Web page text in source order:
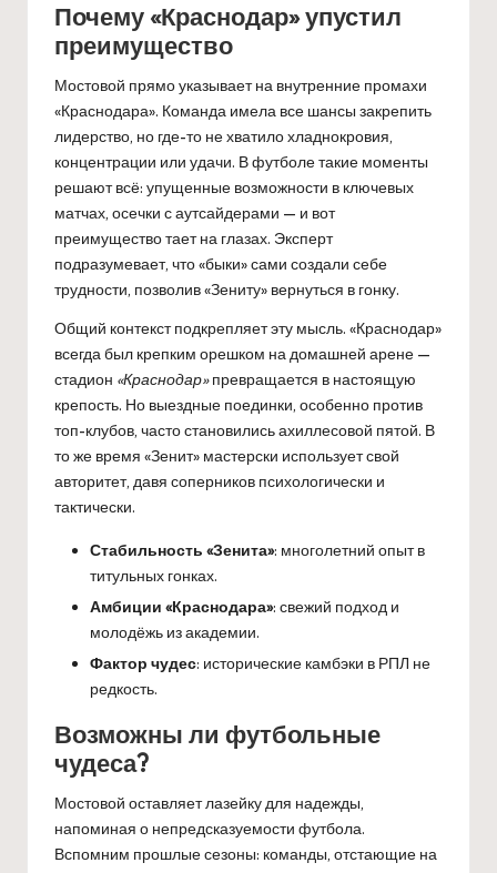
Почему «Краснодар» упустил
преимущество
Мостовой прямо указывает на внутренние промахи
«Краснодара». Команда имела все шансы закрепить
лидерство, но где-то не хватило хладнокровия,
концентрации или удачи. В футболе такие моменты
решают всё: упущенные возможности в ключевых
матчах, осечки с аутсайдерами — и вот
преимущество тает на глазах. Эксперт
подразумевает, что «быки» сами создали себе
трудности, позволив «Зениту» вернуться в гонку.
Общий контекст подкрепляет эту мысль. «Краснодар»
всегда был крепким орешком на домашней арене —
стадион «Краснодар»превращается в настоящую
крепость. Но выездные поединки, особенно против
топ-клубов, часто становились ахиллесовой пятой. В
то же время «Зенит» мастерски использует свой
авторитет, давя соперников психологически и
тактически.
Стабильность «Зенита»: многолетний опыт в
титульных гонках.
Амбиции «Краснодара»: свежий подход и
молодёжь из академии.
Фактор чудес: исторические камбэки в РПЛ не
редкость.
Возможны ли футбольные
чудеса?
Мостовой оставляет лазейку для надежды,
напоминая о непредсказуемости футбола.
Вспомним прошлые сезоны: команды, отстающие на